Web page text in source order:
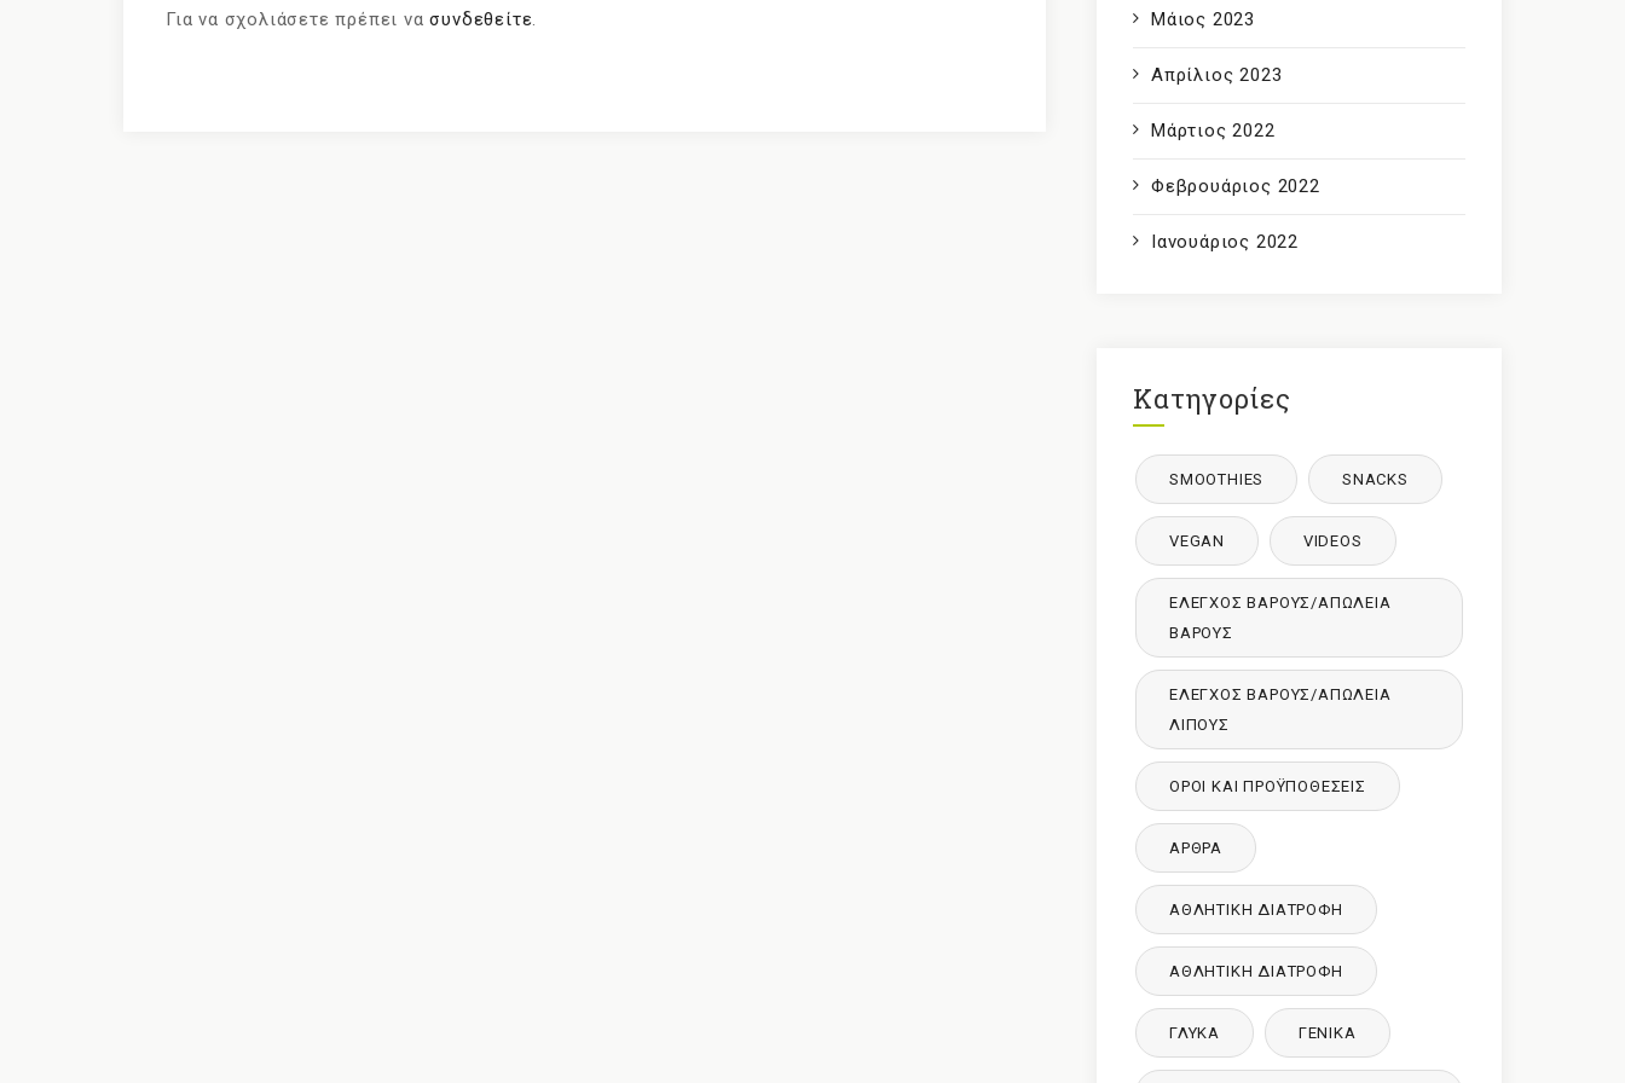
Για να σχολιάσετε πρέπει νασυνδεθείτε. Μάιος 2023
Απρίλιος 2023
Μάρτιος 2022
Φεβρουάριος 2022
Ιανουάριος 2022
Κατηγορίες
SMOOTHIES SNACKS
VEGAN VIDEOS
ΈΛΕΓΧΟΣ ΒΆΡΟΥΣ/ΑΠΏΛΕΙΑ
ΒΆΡΟΥΣ
ΈΛΕΓΧΟΣ ΒΆΡΟΥΣ/ΑΠΏΛΕΙΑ
ΛΊΠΟΥΣ
ΌΡΟΙ ΚΑΙ ΠΡΟΫΠΟΘΈΣΕΙΣ
ΑΡΘΡΑ
ΑΘΛΗΤΙΚΉ ΔΙΑΤΡΟΦΉ
ΑΘΛΗΤΙΚΉ ΔΙΑΤΡΟΦΉ
ΓΛΥΚΑ ΓΕΝΙΚΆ